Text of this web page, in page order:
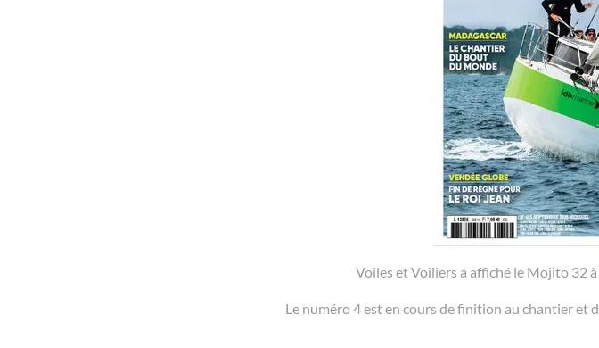
Voiles et Voiliers a affiché le Mojito 32
Le numéro 4 est en cours de finition au chantier et